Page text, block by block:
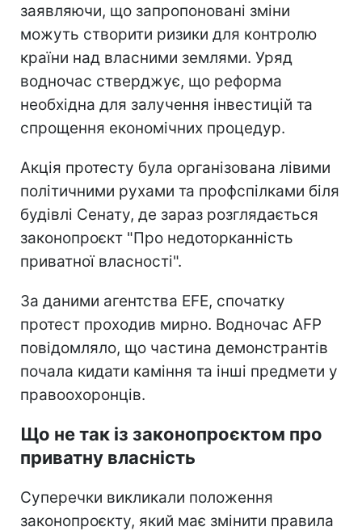
заявляючи, що запропоновані зміни
можуть створити ризики для контролю
країни над власними землями. Уряд
водночас стверджує, що реформа
необхідна для залучення інвестицій та
спрощення економічних процедур.
Акція протесту була організована лівими
політичними рухами та профспілками біля
будівлі Сенату, де зараз розглядається
законопроєкт "Про недоторканність
приватної власності".
За даними агентства EFE, спочатку
протест проходив мирно. Водночас AFP
повідомляло, що частина демонстрантів
почала кидати каміння та інші предмети у
правоохоронців.
Що не так із законопроєктом про
приватну власність
Суперечки викликали положення
законопроєкту, який має змінити правила